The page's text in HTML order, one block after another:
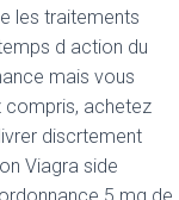
les traitements
d action du
mais vous
compris, achetez
discrtement
Viagra side